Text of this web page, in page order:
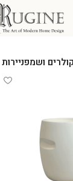
קולרים ושמפניירות